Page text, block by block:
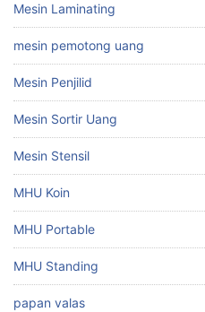
Mesin Laminating
mesin pemotong uang
Mesin Penjilid
Mesin Sortir Uang
Mesin Stensil
MHU Koin
MHU Portable
MHU Standing
papan valas